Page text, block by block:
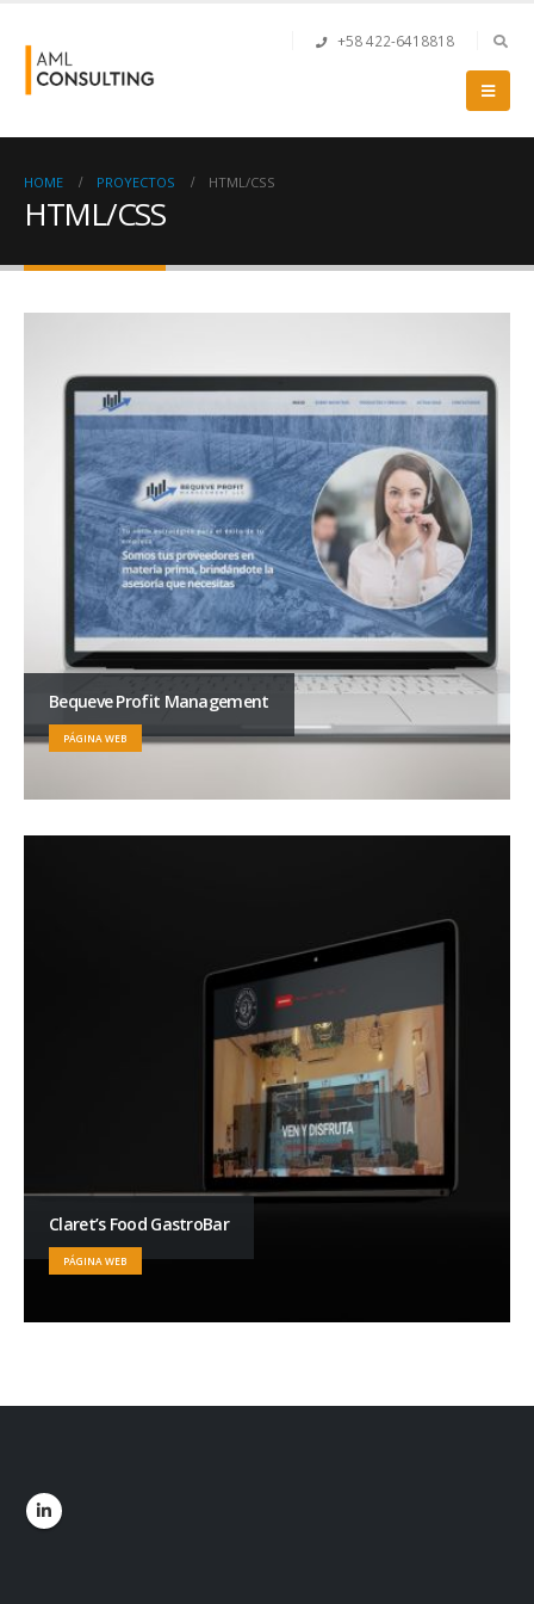
+58 422-6418818
HOME PROYECTOS HTML/CSS
HTML/CSS
Bequeve Profit Management
PÁGINA WEB
Claret’s Food GastroBar
PÁGINA WEB